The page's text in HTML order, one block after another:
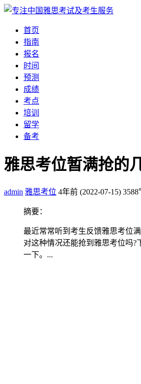
首页
指南
报名
时间
预测
成绩
考点
培训
留学
备考
雅思考位暂满抢的
admin 雅思考位 4年前 (2022-07-15)
摘要：
最近常常听到考生反馈雅思考位
对这种情况还能抢到雅思考位吗?
一下。...